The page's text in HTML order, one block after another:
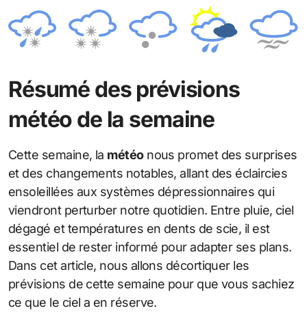
Résumé des prévisions
météo de la semaine
Cette semaine, la météonous promet des surprises
et des changements notables, allant des éclaircies
ensoleillées aux systèmes dépressionnaires qui
viendront perturber notre quotidien. Entre pluie, ciel
dégagé et températures en dents de scie, il est
essentiel de rester informé pour adapter ses plans.
Dans cet article, nous allons décortiquer les
prévisions de cette semaine pour que vous sachiez
ce que le ciel a en réserve.